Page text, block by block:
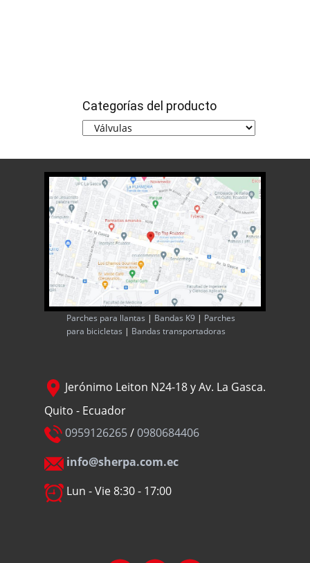
Categorías del producto
Parches para llantas | Bandas K9 | Parches
para bicicletas | Bandas transportadoras
Jerónimo Leiton N24-18 y Av. La Gasca.
Quito - Ecuador
0959126265/0980684406
info@sherpa.com.ec
Lun - Vie 8:30 - 17:00